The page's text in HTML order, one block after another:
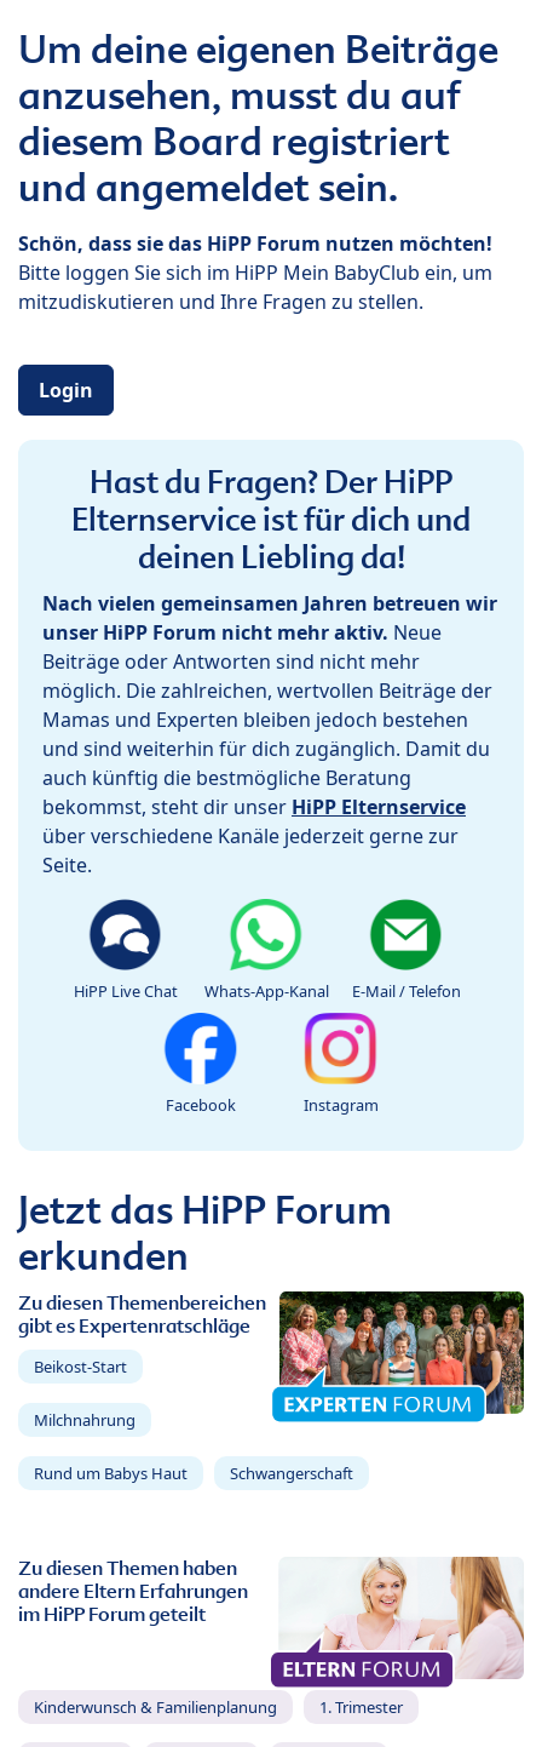
Um deine eigenen Beiträge
anzusehen, musst du auf
diesem Board registriert
und angemeldet sein.
Schön, dass sie das HiPP Forum nutzen möchten!
Bitte loggen Sie sich im HiPP Mein BabyClub ein, um
mitzudiskutieren und Ihre Fragen zu stellen.
Login
Hast du Fragen? Der HiPP
Elternservice ist für dich und
deinen Liebling da!
Nach vielen gemeinsamen Jahren betreuen wir
unser HiPP Forum nicht mehr aktiv. Neue
Beiträge oder Antworten sind nicht mehr
möglich. Die zahlreichen, wertvollen Beiträge der
Mamas und Experten bleiben jedoch bestehen
und sind weiterhin für dich zugänglich. Damit du
auch künftig die bestmögliche Beratung
bekommst, steht dir unser HiPP Elternservice
über verschiedene Kanäle jederzeit gerne zur
Seite.
HiPP Live Chat Whats-App-Kanal E-Mail / Telefon
Facebook Instagram
Jetzt das HiPP Forum
erkunden
Zu diesen Themenbereichen
gibt es Expertenratschläge
Beikost-Start
Milchnahrung
Rund um Babys Haut Schwangerschaft
Zu diesen Themen haben
andere Eltern Erfahrungen
im HiPP Forum geteilt
Kinderwunsch & Familienplanung 1. Trimester